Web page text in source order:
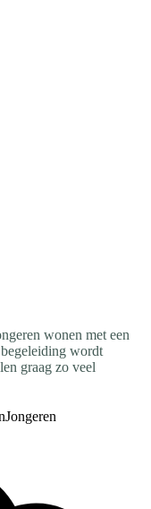
wonen met een
wordt
graag zo veel
Jongeren